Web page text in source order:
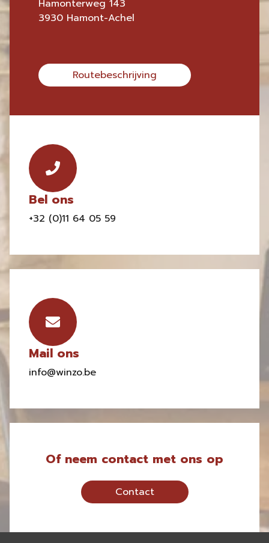
Hamonterweg 143
3930 Hamont-Achel
Routebeschrijving
Bel ons
+32 (0)11 64 05 59
Mail ons
info@winzo.be
Of neem contact met ons op
Contact